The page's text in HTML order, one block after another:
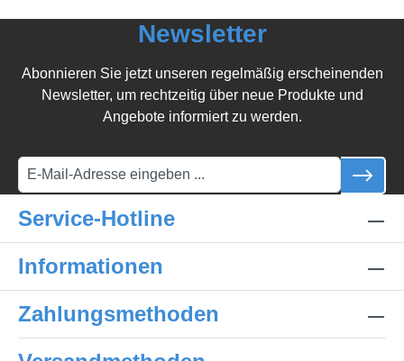
Newsletter
Abonnieren Sie jetzt unseren regelmäßig erscheinenden
Newsletter, um rechtzeitig über neue Produkte und
Angebote informiert zu werden.
Service-Hotline
Informationen
Zahlungsmethoden